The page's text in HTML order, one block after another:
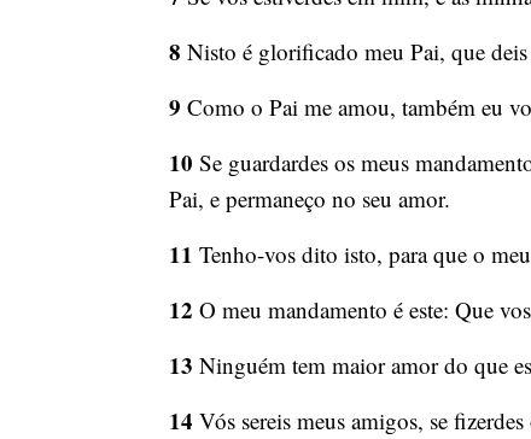
8 Nisto é glorificado meu Pai, que
9 Como o Pai me amou, também eu
10 Se guardardes os meus
Pai, e permaneço no seu amor.
11 Tenho-vos dito isto, para que o
12 O meu mandamento é este: Que
13 Ninguém tem maior amor do que
14 Vós sereis meus amigos, se